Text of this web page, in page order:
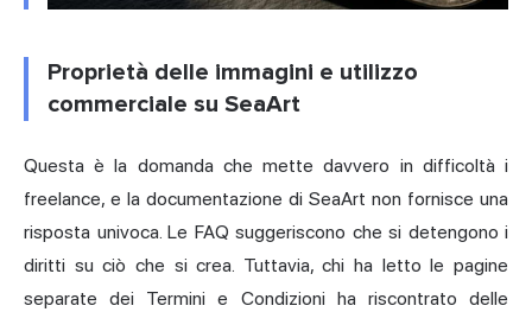
Proprietà delle immagini e utilizzo
commerciale su SeaArt
Questa è la domanda che mette davvero in difficoltà i
freelance, e la documentazione di SeaArt non fornisce una
risposta univoca. Le FAQ suggeriscono che si detengono i
diritti su ciò che si crea. Tuttavia, chi ha letto le pagine
separate dei Termini e Condizioni ha riscontrato delle